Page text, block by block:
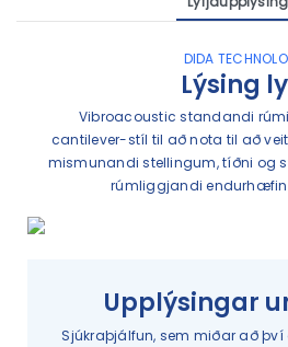
DIDA
Lýsing
Vibroacoustic standandi
cantilever-stíl til að nota til að
mismunandi stellingum, tíðni og
rúmliggjandi
Upplýsingar
Sjúkraþjálfun, sem miðar að